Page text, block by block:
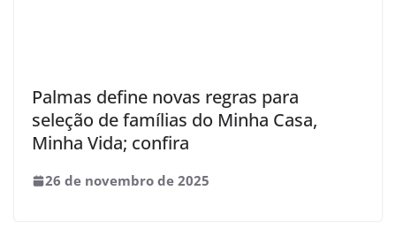
Palmas define novas regras para
seleção de famílias do Minha Casa,
Minha Vida; confira
26 de novembro de 2025